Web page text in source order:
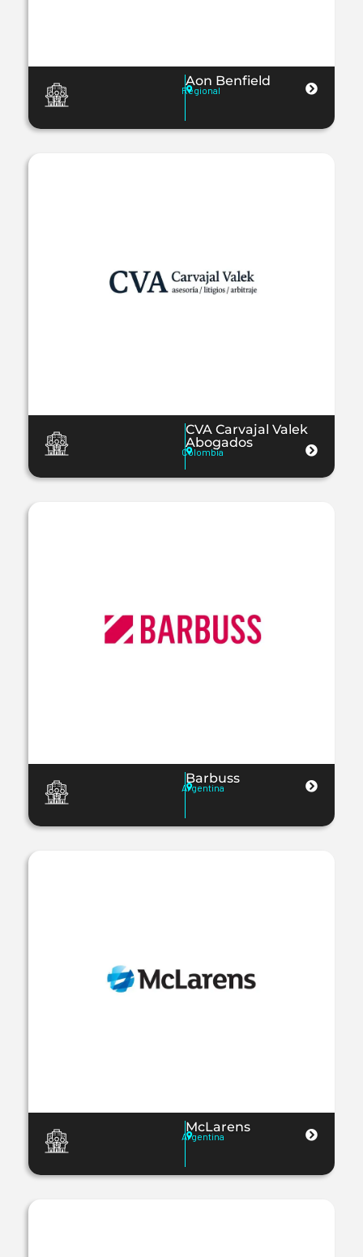
Aon Benfield
Regional
CVA Carvajal Valek
Abogados
Colombia
Barbuss
Argentina
McLarens
Argentina